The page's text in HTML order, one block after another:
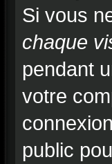
Si vous
chaque
pendant
votre
public